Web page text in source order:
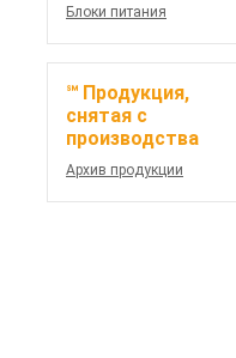
Блоки питания
℠ Продукция,
снятая с
производства
Архив продукции